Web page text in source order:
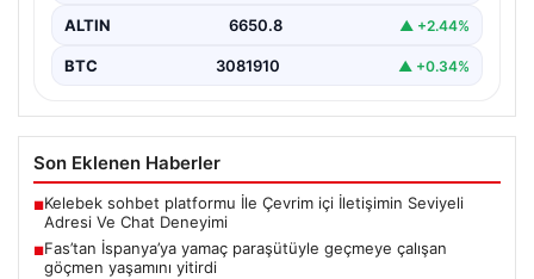
ALTIN 6650.8 ▲ +2.44%
BTC 3081910 ▲ +0.34%
Son Eklenen Haberler
■Kelebek sohbet platformu İle Çevrim içi İletişimin Seviyeli
Adresi Ve Chat Deneyimi
■Fas’tan İspanya’ya yamaç paraşütüyle geçmeye çalışan
göçmen yaşamını yitirdi